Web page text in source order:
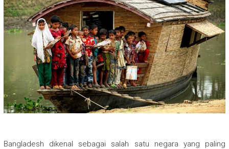
Bangladesh dikenal sebagai salah satu negara yang paling